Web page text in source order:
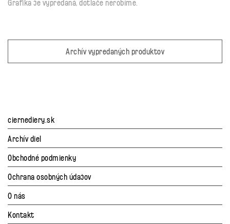
Grafika je vypredaná, dotlače nerobíme.
Archív vypredaných produktov
ciernediery.sk
Archív diel
Obchodné podmienky
Ochrana osobných údajov
O nás
Kontakt